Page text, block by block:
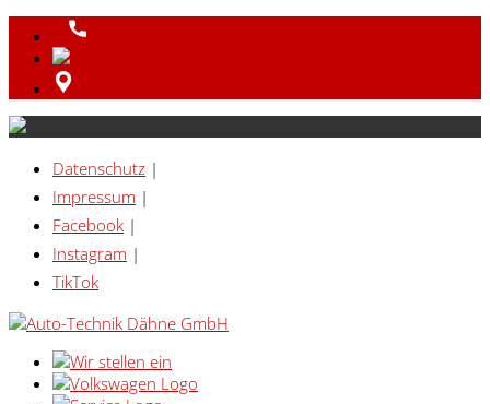
Datenschutz |
Impressum |
Facebook |
Instagram |
TikTok